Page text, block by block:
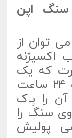
سنگ اپن
توان از
اکسیژنه
که یک
لایه نسبتا ضخیم به مدت ۲۴ ساعت
را پاک
سنگ را
پولیش